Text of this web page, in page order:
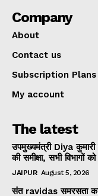
Company
About
Contact us
Subscription Plans
My account
The latest
उपमुख्यमंत्री Diya
की समीक्षा, सभी विभागों
JAIPUR August 5, 2026
संत ravidas समरसता